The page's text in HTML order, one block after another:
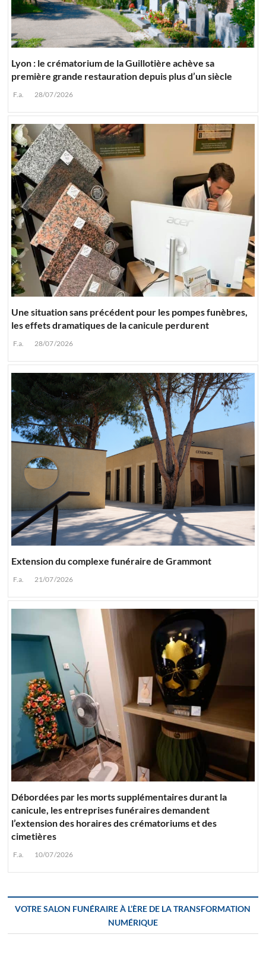
Lyon : le crématorium de la Guillotière achève sa
première grande restauration depuis plus d’un siècle
F.a. 28/07/2026
Une situation sans précédent pour les pompes funèbres,
les effets dramatiques de la canicule perdurent
F.a. 28/07/2026
Extension du complexe funéraire de Grammont
F.a. 21/07/2026
Débordées par les morts supplémentaires durant la
canicule, les entreprises funéraires demandent
l’extension des horaires des crématoriums et des
cimetières
F.a. 10/07/2026
VOTRE SALON FUNÉRAIRE À L’ÈRE DE LA TRANSFORMATION
NUMÉRIQUE